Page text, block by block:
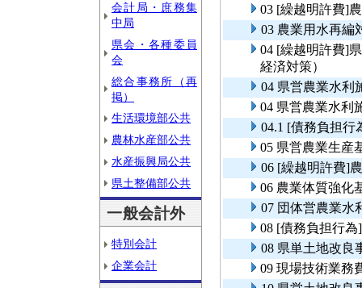
会計局・庶務集
中局
県会・各種委員
会
総合事務所（再
掲）
生活環境部公共
農林水産部公共
水産振興局公共
県土整備部公共
一般会計外
特別会計
企業会計
03 [繰越明許費]
03 農業用水再編
04 [繰越明許費]
経済対策）
04 県営農業水利
04 県営農業水利
04.1 [債務負担行
05 県営農業生産
06 [繰越明許費]
06 農業体質強化
07 団体営農業水
08 [債務負担行
08 県単土地改良
09 現場技術業務